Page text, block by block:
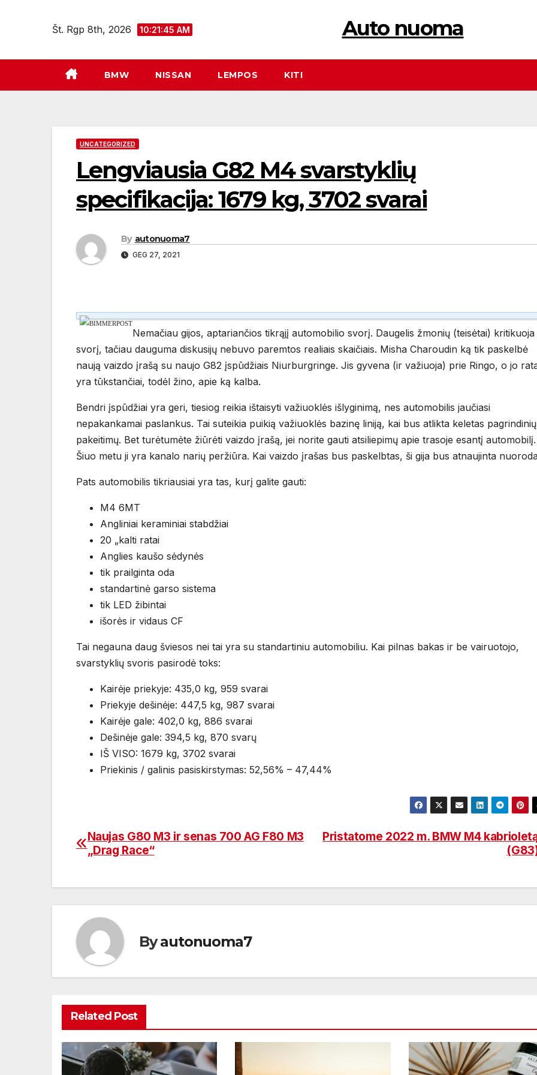
Št. Rgp 8th, 2026 10:21:46 AM Auto nuoma
BMW NISSAN LEMPOS KITI
UNCATEGORIZED
Lengviausia G82 M4 svarstyklių
specifikacija: 1679 kg, 3702 svarai
By autonuoma7
GEG 27, 2021
Nemačiau gijos, aptariančios tikrąjį automobilio svorį. Daugelis žmonių (teisėtai) kritikuoja
svorį, tačiau dauguma diskusijų nebuvo paremtos realiais skaičiais. Misha Charoudin ką tik paskelbė
naują vaizdo įrašą su naujo G82 įspūdžiais Niurburgringe. Jis gyvena (ir važiuoja) prie Ringo, o jo
yra tūkstančiai, todėl žino, apie ką kalba.
Bendri įspūdžiai yra geri, tiesiog reikia ištaisyti važiuoklės išlyginimą, nes automobilis jaučiasi
nepakankamai paslankus. Tai suteikia puikią važiuoklės bazinę liniją, kai bus atlikta keletas pagrindinių
pakeitimų. Bet turėtumėte žiūrėti vaizdo įrašą, jei norite gauti atsiliepimų apie trasoje esantį automobilį.
Šiuo metu ji yra kanalo narių peržiūra. Kai vaizdo įrašas bus paskelbtas, ši gija bus atnaujinta
Pats automobilis tikriausiai yra tas, kurį galite gauti:
M4 6MT
Angliniai keraminiai stabdžiai
20 „kalti ratai
Anglies kaušo sėdynės
tik prailginta oda
standartinė garso sistema
tik LED žibintai
išorės ir vidaus CF
Tai negauna daug šviesos nei tai yra su standartiniu automobiliu. Kai pilnas bakas ir be vairuotojo,
svarstyklių svoris pasirodė toks:
Kairėje priekyje: 435,0 kg, 959 svarai
Priekyje dešinėje: 447,5 kg, 987 svarai
Kairėje gale: 402,0 kg, 886 svarai
Dešinėje gale: 394,5 kg, 870 svarų
IŠ VISO: 1679 kg, 3702 svarai
Priekinis / galinis pasiskirstymas: 52,56% – 47,44%
Navigacija
įrašų
Pristatome 2022 m. BMW M4
Naujas G80 M3 ir senas 700 AG F80 M3
„Drag Race“
Byautonuoma7
Related Post